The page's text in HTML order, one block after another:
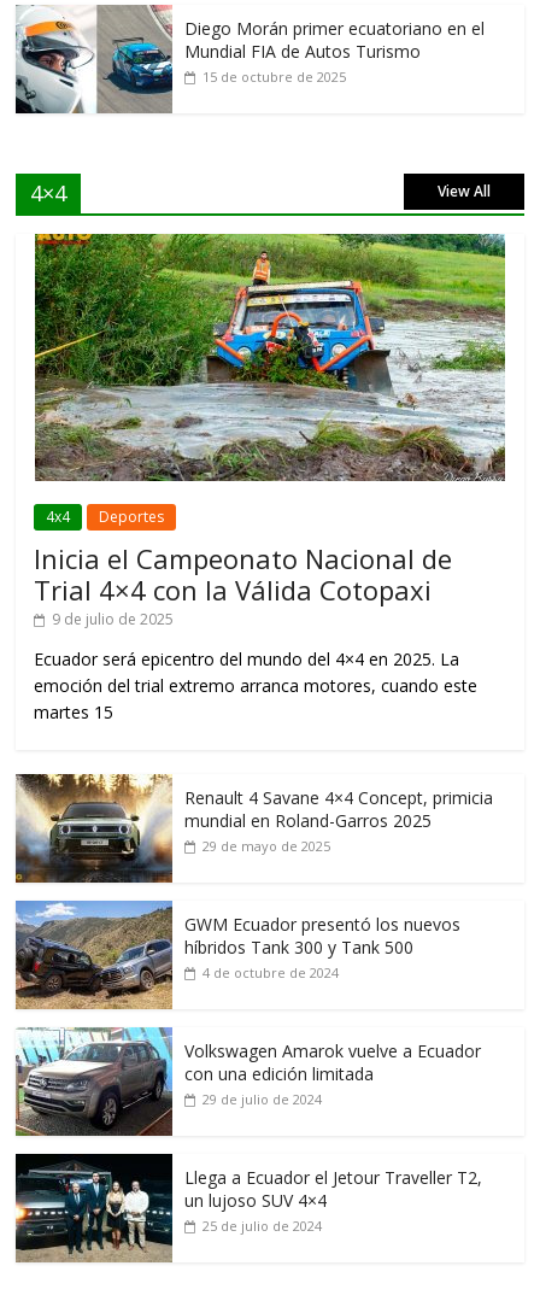
Diego Morán primer ecuatoriano en el
Mundial FIA de Autos Turismo
15 de octubre de 2025
4×4 View All
4x4 Deportes
Inicia el Campeonato Nacional de
Trial 4×4 con la Válida Cotopaxi
9 de julio de 2025
Ecuador será epicentro del mundo del 4×4 en 2025. La
emoción del trial extremo arranca motores, cuando este
martes 15
Renault 4 Savane 4×4 Concept, primicia
mundial en Roland-Garros 2025
29 de mayo de 2025
GWM Ecuador presentó los nuevos
híbridos Tank 300 y Tank 500
4 de octubre de 2024
Volkswagen Amarok vuelve a Ecuador
con una edición limitada
29 de julio de 2024
Llega a Ecuador el Jetour Traveller T2,
un lujoso SUV 4×4
25 de julio de 2024